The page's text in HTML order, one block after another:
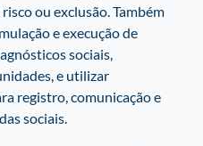
ou exclusão. Também
e execução de
sociais,
e utilizar
registro, comunicação e
sociais.